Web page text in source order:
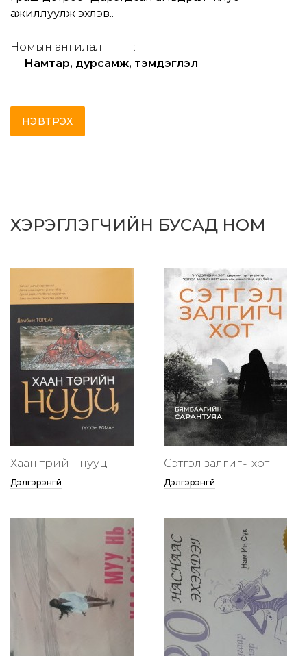
ажиллуулж эхлэв..
Номын ангилал
:
Намтар, дурсамж, тэмдэглэл
НЭВТРЭХ
ХЭРЭГЛЭГЧИЙН БУСАД НОМ
Хаан төрийн нууц
Дэлгэрэнгүй
Сэтгэл залгигч хот
Дэлгэрэнгүй